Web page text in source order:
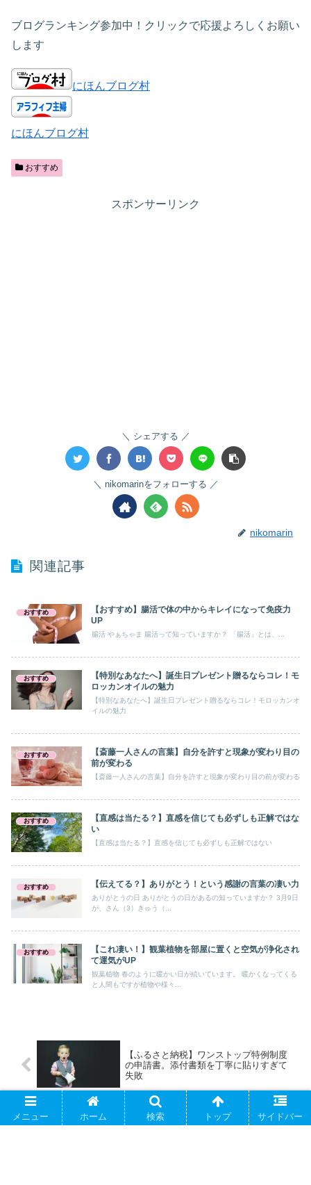
ブログランキング参加中！クリックで応援よろしくお願い
します
にほんブログ村
にほんブログ村
おすすめ
スポンサーリンク
シェアする
nikomarinをフォローする
nikomarin
関連記事
おすすめ
【おすすめ】腸活で体の中からキレイになって免疫力
UP
腸活 やぁちゃま 腸活って知っていますか？ 「腸活」とは、...
おすすめ
【特別なあなたへ】誕生日プレゼント贈るならコレ！モ
ロッカンオイルの魅力
【特別なあなたへ】誕生日プレゼント贈るならコレ！モロッカンオ
イルの魅力
おすすめ
【斎藤一人さんの言葉】自分を許すと現象が変わり目の
前が変わる
【斎藤一人さんの言葉】自分を許すと現象が変わり目の前が変わる
おすすめ
【直感は当たる？】直感を信じても必ずしも正解ではな
い
【直感は当たる？】直感を信じても必ずしも正解ではない
おすすめ 【伝えてる？】ありがとう！という感謝の言葉の凄い力
ありがとうの日 ありがとうの日があるの知っていますか？ 3月9日
が、さん（3）きゅう（...
おすすめ
【これ凄い！】観葉植物を部屋に置くと空気が浄化され
て運気がUP
観葉植物 春のように暖かい日が続いています。 暖かくなってくる
と人間もですが植物や様々...
【ふるさと納税】ワンストップ特例制度
の申請書。添付書類を丁寧に貼りすぎて
失敗
【決断力】モノが多いと決断力が下が
る？ムダな選択しを減らしてストレスを
メニュー ホーム 検索 トップ サイドバー